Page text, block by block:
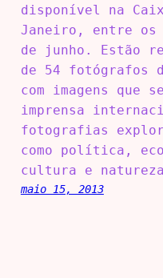
disponível na
Janeiro, entre os
de junho. Estão
de 54 fotógrafos
com imagens que
imprensa
fotografias
como política,
cultura e
maio 15, 2013